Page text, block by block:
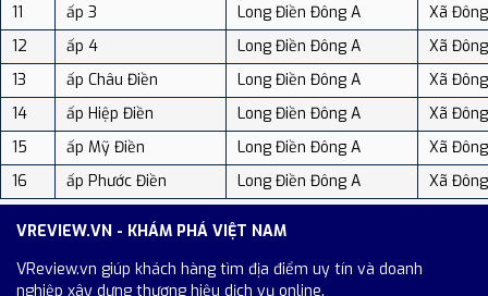
11
ấp 3 Long Điền Đông A
Xã
12
ấp 4 Long Điền Đông A
Xã
13
ấp Châu Điền Long Điền Đông A
Xã
14
ấp Hiệp Điền Long Điền Đông A
Xã
15
ấp Mỹ Điền Long Điền Đông A
Xã
16
ấp Phước Điền Long Điền Đông A Xã
VREVIEW.VN - KHÁM PHÁ VIỆT NAM
VReview.vn giúp khách hàng tìm địa điểm uy tín và doanh
nghiệp xây dựng thương hiệu dịch vụ online.